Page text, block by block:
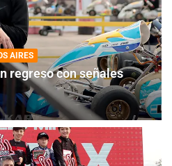
AIRES
regreso con señales